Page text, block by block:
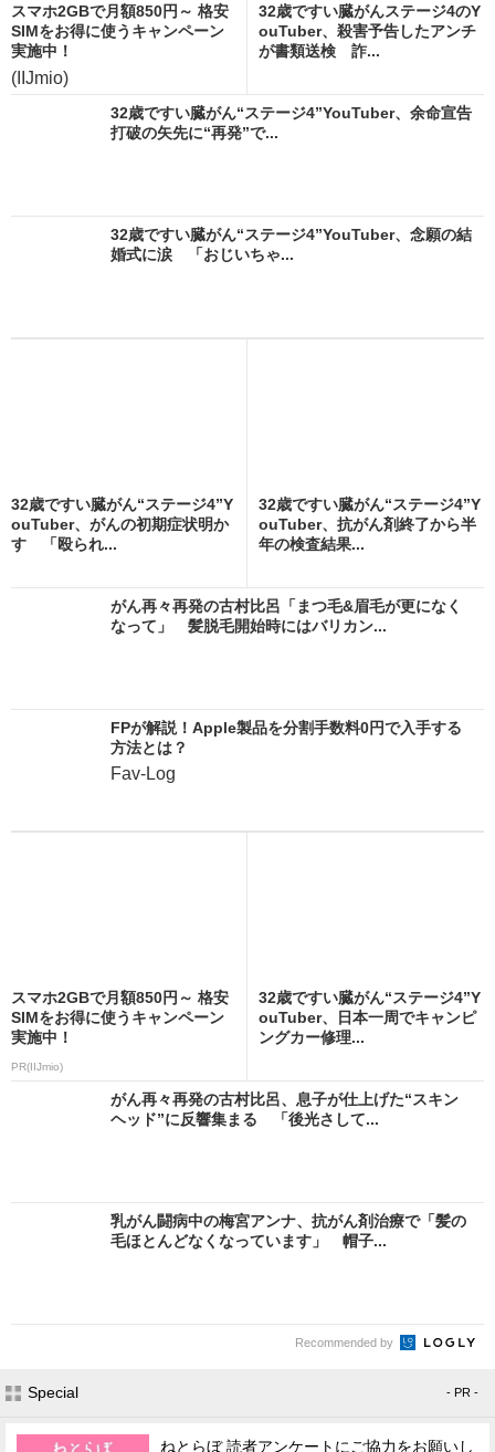
スマホ2GBで月額850円～ 格安
SIMをお得に使うキャンペーン
実施中！
(IIJmio)
32歳ですい臓がんステージ4のY
ouTuber、殺害予告したアンチ
が書類送検 詐...
32歳ですい臓がん“ステージ4”YouTuber、余命宣告
打破の矢先に“再発”で...
32歳ですい臓がん“ステージ4”YouTuber、念願の結
婚式に涙 「おじいちゃ...
32歳ですい臓がん“ステージ4”Y
ouTuber、がんの初期症状明か
す 「殴られ...
32歳ですい臓がん“ステージ4”Y
ouTuber、抗がん剤終了から半
年の検査結果...
がん再々再発の古村比呂「まつ毛&眉毛が更になく
なって」 髪脱毛開始時にはバリカン...
FPが解説！Apple製品を分割手数料0円で入手する
方法とは？
Fav-Log
スマホ2GBで月額850円～ 格安
SIMをお得に使うキャンペーン
実施中！
PR(IIJmio)
32歳ですい臓がん“ステージ4”Y
ouTuber、日本一周でキャンピ
ングカー修理...
がん再々再発の古村比呂、息子が仕上げた“スキン
ヘッド”に反響集まる 「後光さして...
乳がん闘病中の梅宮アンナ、抗がん剤治療で「髪の
毛ほとんどなくなっています」 帽子...
Recommended by
Special - PR -
ねとらぼ 読者アンケートにご協力をお願いし